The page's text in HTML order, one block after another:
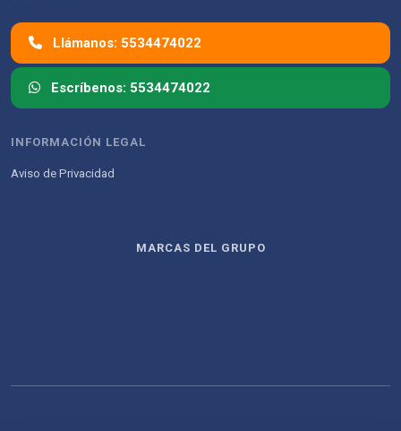
Llámanos: 5534474022
Escríbenos: 5534474022
INFORMACIÓN LEGAL
Aviso de Privacidad
MARCAS DEL GRUPO